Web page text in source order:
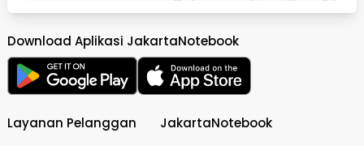
Download Aplikasi JakartaNotebook
Layanan Pelanggan JakartaNotebook